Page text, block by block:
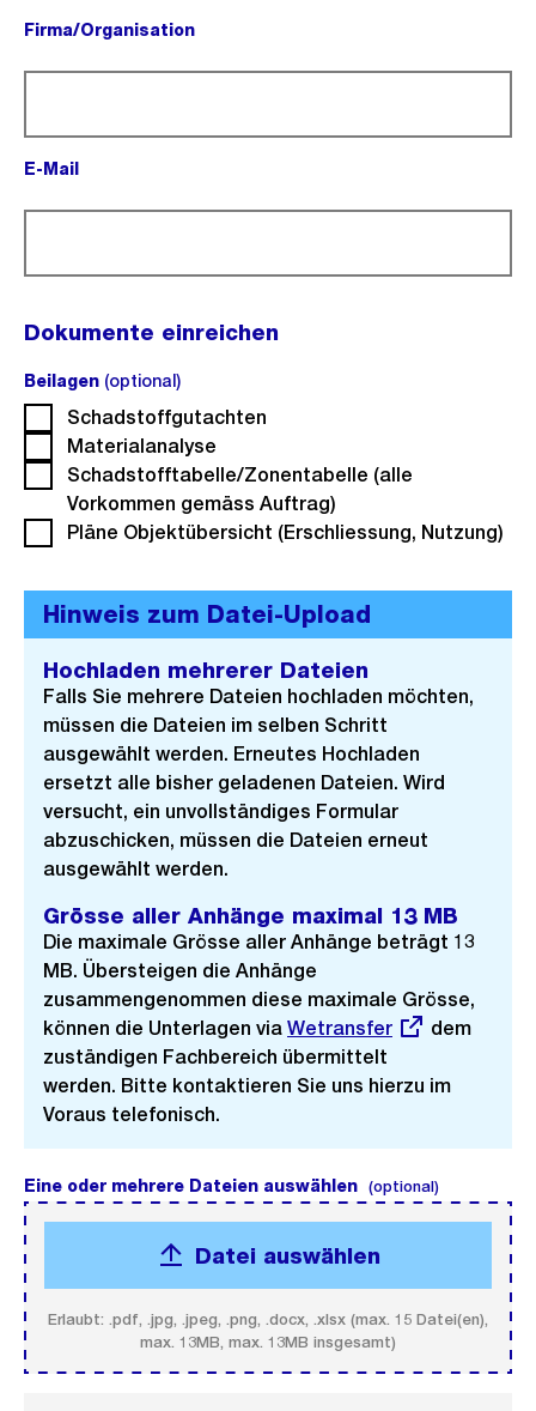
Firma/Organisation
E-Mail
Dokumente einreichen
Beilagen (optional)
Schadstoffgutachten
Materialanalyse
Schadstofftabelle/Zonentabelle (alle
Vorkommen gemäss Auftrag)
Pläne Objektübersicht (Erschliessung, Nutzung)
Hinweis zum Datei-Upload
Hochladen mehrerer Dateien
Falls Sie mehrere Dateien hochladen möchten,
müssen die Dateien im selben Schritt
ausgewählt werden. Erneutes Hochladen
ersetzt alle bisher geladenen Dateien. Wird
versucht, ein unvollständiges Formular
abzuschicken, müssen die Dateien erneut
ausgewählt werden.
Grösse aller Anhänge maximal 13 MB
Die maximale Grösse aller Anhänge beträgt 13
MB. Übersteigen die Anhänge
zusammengenommen diese maximale Grösse,
können die Unterlagen via Externer
Link:
Wetransfer
dem
zuständigen Fachbereich übermittelt
werden. Bitte kontaktieren Sie uns hierzu im
Voraus telefonisch.
Eine oder mehrere Dateien auswählen (optional)(optional).
Datei auswählen
Erlaubt: .pdf, .jpg, .jpeg, .png, .docx, .xlsx (max. 15 Datei(en),
max. 13MB, max. 13MB insgesamt)